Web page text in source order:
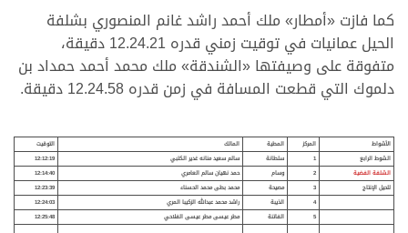
كما فازت «أمطار» ملك أحمد راشد غانم المنصوري بشلفة
الحيل عمانيات في توقيت زمني قدره 12.24.21 دقيقة،
متفوقة على وصيفتها «الشندقة» ملك محمد أحمد حمداد بن
دلموك التي قطعت المسافة في زمن قدره 12.24.58 دقيقة.
الأشواط المركز المطية المالك
التوقيت
الشوط الرابع
1 سلطانة سالم سعيد منانه غدير الكتبي
12:12:19
الشلفة الفضية
2 وسام حمد نهيان سالم العامري
12:14:40
للحيل الإنتاج
3 مصيحة محمد بطى محمد الحسناء
12:23:39
4
الذيبة راشد محمد عبدالله الزكيبا المري
12:24:03
5
الفاتنة مطر عيسى مطر عيسى الفلاحي 12:25:48